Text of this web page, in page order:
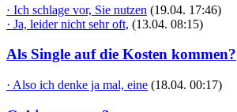
· Ich schlage vor, Sie nutzen (19.04. 17:46)
· Ja, leider nicht sehr oft, (13.04. 08:15)
Als Single auf die Kosten kommen?
· Also ich denke ja mal, eine (18.04. 00:17)